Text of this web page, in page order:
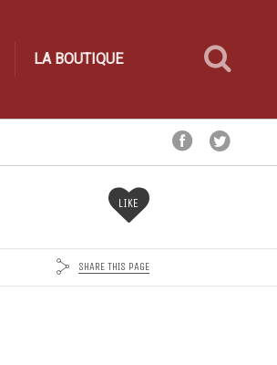
LA BOUTIQUE
LIKE
SHARE THIS PAGE